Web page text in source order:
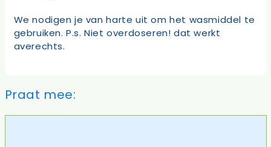
We nodigen je van harte uit om het wasmiddel te
gebruiken. P.s. Niet overdoseren! dat werkt
averechts.
Praat mee: